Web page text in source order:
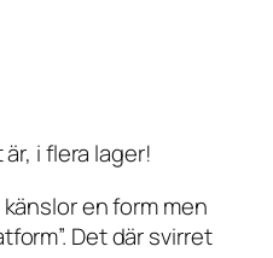
i flera lager!
en form men
Det där svirret